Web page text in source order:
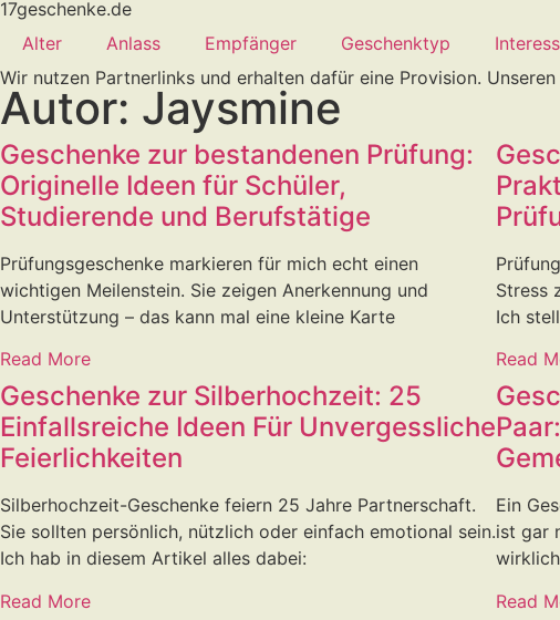
17geschenke.de
Alter
Anlass Empfänger Geschenktyp
Wir nutzen Partnerlinks und erhalten dafür eine Provision.
Autor: Jaysmine
Geschenke zur bestandenen Prüfung:
Originelle Ideen für Schüler,
Studierende und Berufstätige
Prüfungsgeschenke markieren für mich echt einen
wichtigen Meilenstein. Sie zeigen Anerkennung und
Unterstützung – das kann mal eine kleine Karte
Read More
Stress
Ich
Read
Geschenke zur Silberhochzeit: 25
Einfallsreiche Ideen Für Unvergessliche
Feierlichkeiten
Silberhochzeit-Geschenke feiern 25 Jahre Partnerschaft.
Sie sollten persönlich, nützlich oder einfach emotional sein.
Ich hab in diesem Artikel alles dabei:
Read More
Ein
ist gar
wirklich
Read